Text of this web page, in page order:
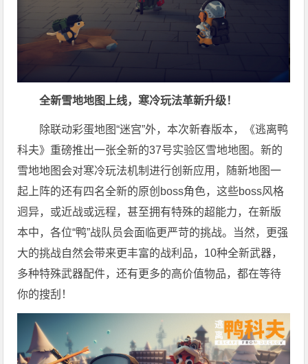
全新雪地地图上线，寒冷玩法革新升级！
除联动彩蛋地图“迷宫”外，本次新春版本，《逃离鸭
科夫》重磅推出一张全新的37号实验区雪地地图。新的
雪地地图会对寒冷玩法机制进行创新应用，随新地图一
起上阵的还有四名全新的原创boss角色，这些boss风格
迥异，或近战或远程，甚至拥有特殊的超能力，在新版
本中，各位“鸭”战队员会面临更严苛的挑战。当然，更强
大的挑战自然会带来更丰富的战利品，10种全新武器，
多种特殊武器配件，还有更多的高价值物品，都在等待
你的搜刮！